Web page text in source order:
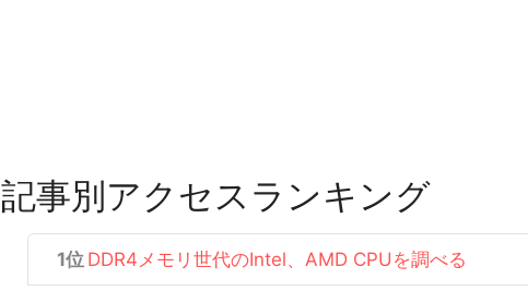
記事別アクセスランキング
DDR4メモリ世代のIntel、AMD CPUを調べる